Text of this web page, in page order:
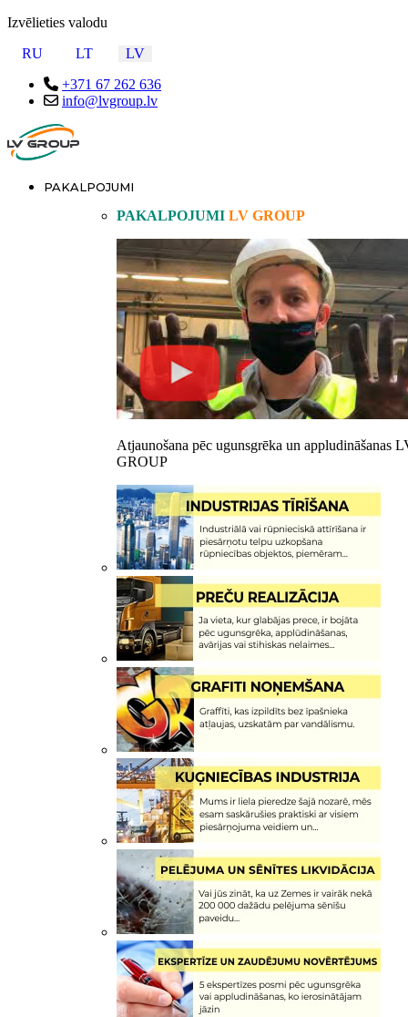
Izvēlieties valodu
RU
LT
LV
+371 67 262 636
info@lvgroup.lv
PAKALPOJUMI
PAKALPOJUMI LV GROUP
Atjaunošana pēc ugunsgrēka un appludināšanas
GROUP